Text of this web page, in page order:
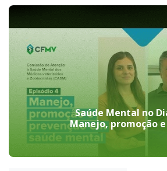
Saúde Mental no
Manejo, promoção